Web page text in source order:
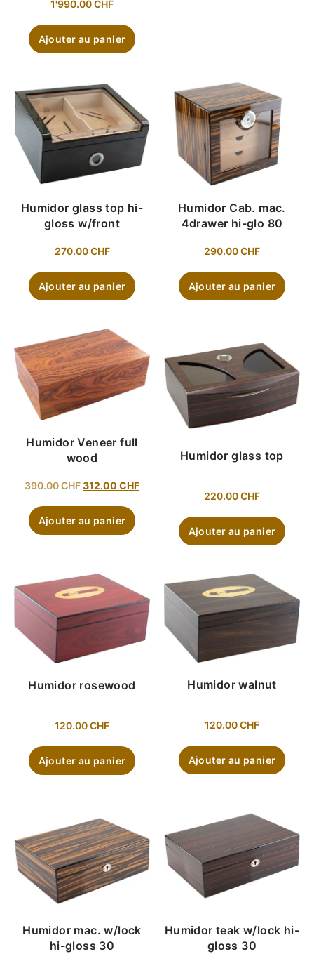
1'990.00CHF
Ajouter au panier
Humidor glass top hi-
gloss w/front
270.00CHF
Ajouter au panier
Humidor Cab. mac.
4drawer hi-glo 80
290.00CHF
Ajouter au panier
Humidor Veneer full
wood
390.00CHF312.00 CHF
Ajouter au panier
Humidor glass top
220.00CHF
Ajouter au panier
Humidor rosewood
120.00CHF
Ajouter au panier
Humidor walnut
120.00CHF
Ajouter au panier
Humidor mac. w/lock
hi-gloss 30
Humidor teak w/lock hi-
gloss 30